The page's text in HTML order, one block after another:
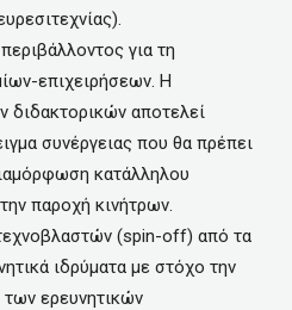
για τη
επιχειρήσεων. Η
διδακτορικών αποτελεί
συνέργειας που θα πρέπει
κατάλληλου
παροχή κινήτρων.
(spin-off) από τα
ιδρύματα με στόχο την
των ερευνητικών